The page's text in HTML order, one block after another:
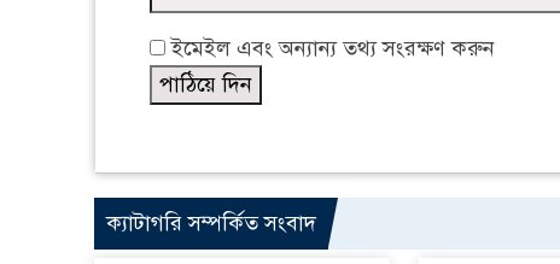
ইমেইল এবং অন্যান্য তথ্য সংরক্ষণ করুন
ক্যাটাগরি সম্পর্কিত সংবাদ